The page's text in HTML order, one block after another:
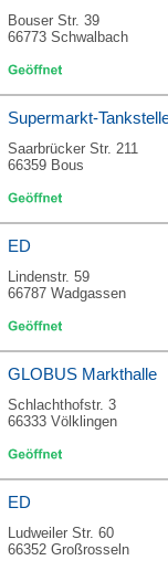
Bouser Str. 39
66773 Schwalbach
Supermarkt-
Saarbrücker Str. 211
66359 Bous
ED
Lindenstr. 59
66787 Wadgassen
GLOBUS Markthalle
Schlachthofstr. 3
66333 Völklingen
ED
Ludweiler Str. 60
66352 Großrosseln